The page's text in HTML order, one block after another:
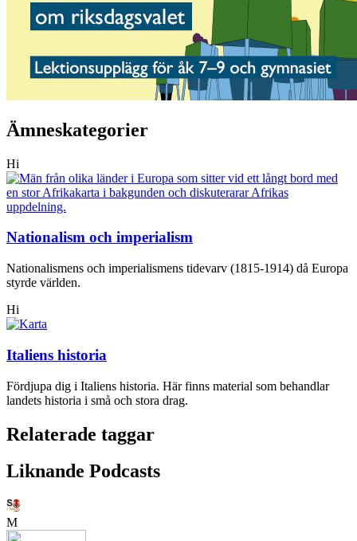
Ämneskategorier
Hi
Nationalism och imperialism
Nationalismens och imperialismens tidevarv (1815-1914) då Europa
styrde världen.
Hi
Italiens historia
Fördjupa dig i Italiens historia. Här finns material som behandlar
landets historia i små och stora drag.
Relaterade taggar
Liknande Podcasts
M